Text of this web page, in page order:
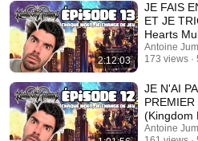
2:12:03
JE FAIS
ET JE
Hearts
Antoine
173 views
JE N'AI
PREMIER
(Kingdom
#12)
Antoine